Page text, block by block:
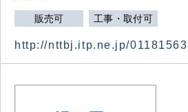
販売可 工事・取付可
http://nttbj.itp.ne.jp/